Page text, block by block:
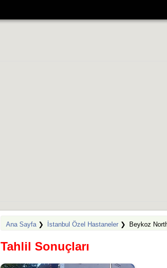
Ana Sayfa❯ İstanbul Özel Hastaneler❯ Beykoz
Tahlil Sonuçları